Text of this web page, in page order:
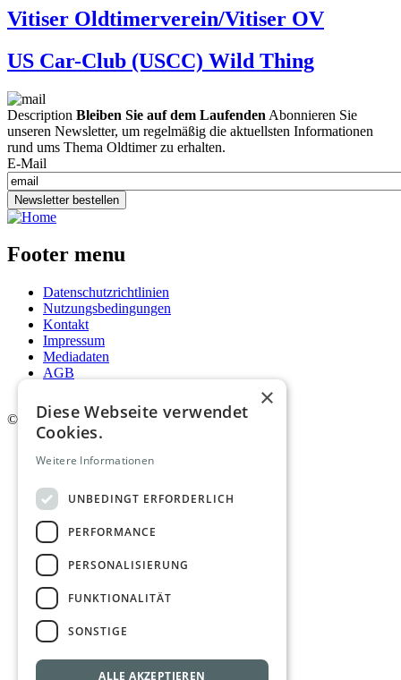
Vitiser Oldtimerverein/Vitiser OV
US Car-Club (USCC) Wild Thing
Description Bleiben Sie auf dem Laufenden Abonnieren Sie
unseren Newsletter, um regelmäßig die aktuellsten Informationen
rund ums Thema Oldtimer zu erhalten.
E-Mail
Newsletter bestellen
Footer menu
Datenschutzrichtlinien
Nutzungsbedingungen
Kontakt
Impressum
Mediadaten
AGB
© 2026. Alle Rechte vorbehalten.
×
Diese Webseite verwendet
Cookies.
Weitere Informationen
UNBEDINGT ERFORDERLICH
PERFORMANCE
PERSONALISIERUNG
FUNKTIONALITÄT
SONSTIGE
ALLE AKZEPTIEREN